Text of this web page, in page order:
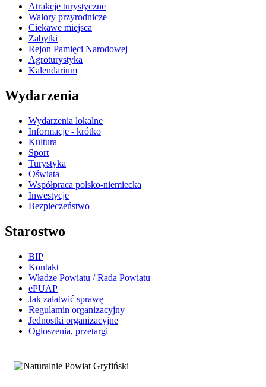
Atrakcje turystyczne
Walory przyrodnicze
Ciekawe miejsca
Zabytki
Rejon Pamięci Narodowej
Agroturystyka
Kalendarium
Wydarzenia
Wydarzenia lokalne
Informacje - krótko
Kultura
Sport
Turystyka
Oświata
Współpraca polsko-niemiecka
Inwestycje
Bezpieczeństwo
Starostwo
BIP
Kontakt
Władze Powiatu / Rada Powiatu
ePUAP
Jak załatwić sprawę
Regulamin organizacyjny
Jednostki organizacyjne
Ogłoszenia, przetargi